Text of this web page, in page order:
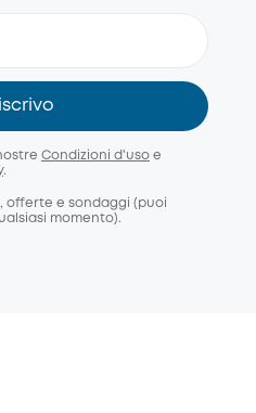
Condizioni d'uso e
.
offerte e sondaggi (puoi
momento).